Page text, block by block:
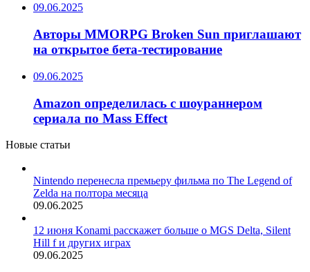
09.06.2025
Авторы MMORPG Broken Sun приглашают
на открытое бета-тестирование
09.06.2025
Amazon определилась с шоураннером
сериала по Mass Effect
Новые статьи
Nintendo перенесла премьеру фильма по The Legend of
Zelda на полтора месяца
09.06.2025
12 июня Konami расскажет больше о MGS Delta, Silent
Hill f и других играх
09.06.2025